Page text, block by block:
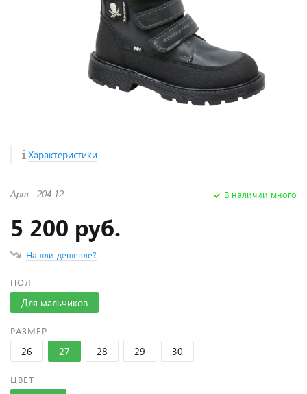
Характеристики
Арт.: 204-12 В наличии много
5 200 руб.
Нашли дешевле?
ПОЛ
Для мальчиков
РАЗМЕР
26 27 28 29 30
ЦВЕТ